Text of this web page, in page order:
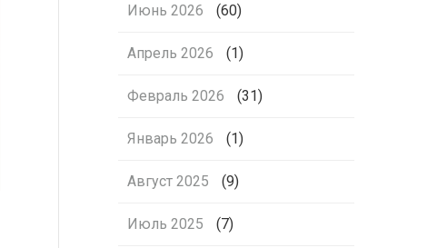
Июнь 2026 (60)
Апрель 2026 (1)
Февраль 2026 (31)
Январь 2026 (1)
Август 2025 (9)
Июль 2025 (7)